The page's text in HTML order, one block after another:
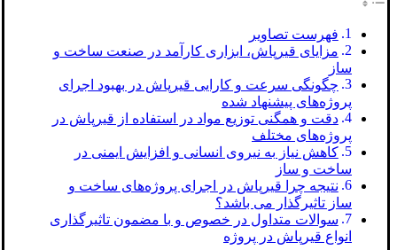
فهرست تصاویر
مزایای قیرپاش، ابزاری کارآمد در صنعت ساخت و
ساز
چگونگی سرعت و کارایی قیرپاش در بهبود اجرای
پروژه‌های پیشنهاد شده
دقت و همگنی توزیع مواد در استفاده از قیرپاش در
پروژه‌های مختلف
کاهش نیاز به نیروی انسانی و افزایش ایمنی در
ساخت و ساز
نتیجه چرا قیرپاش در اجرای پروژه‌های ساخت و
ساز تاثیرگذار می باشد؟
سوالات متداول در خصوص و با مضمون تاثیرگذاری
انواع قیرپاش در پروژه